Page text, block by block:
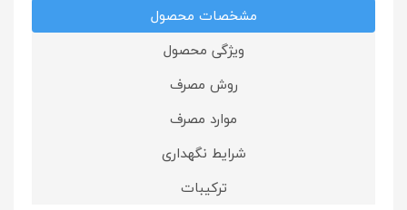
مشخصات محصول
ویژگی محصول
روش مصرف
موارد مصرف
شرایط نگهداری
ترکیبات